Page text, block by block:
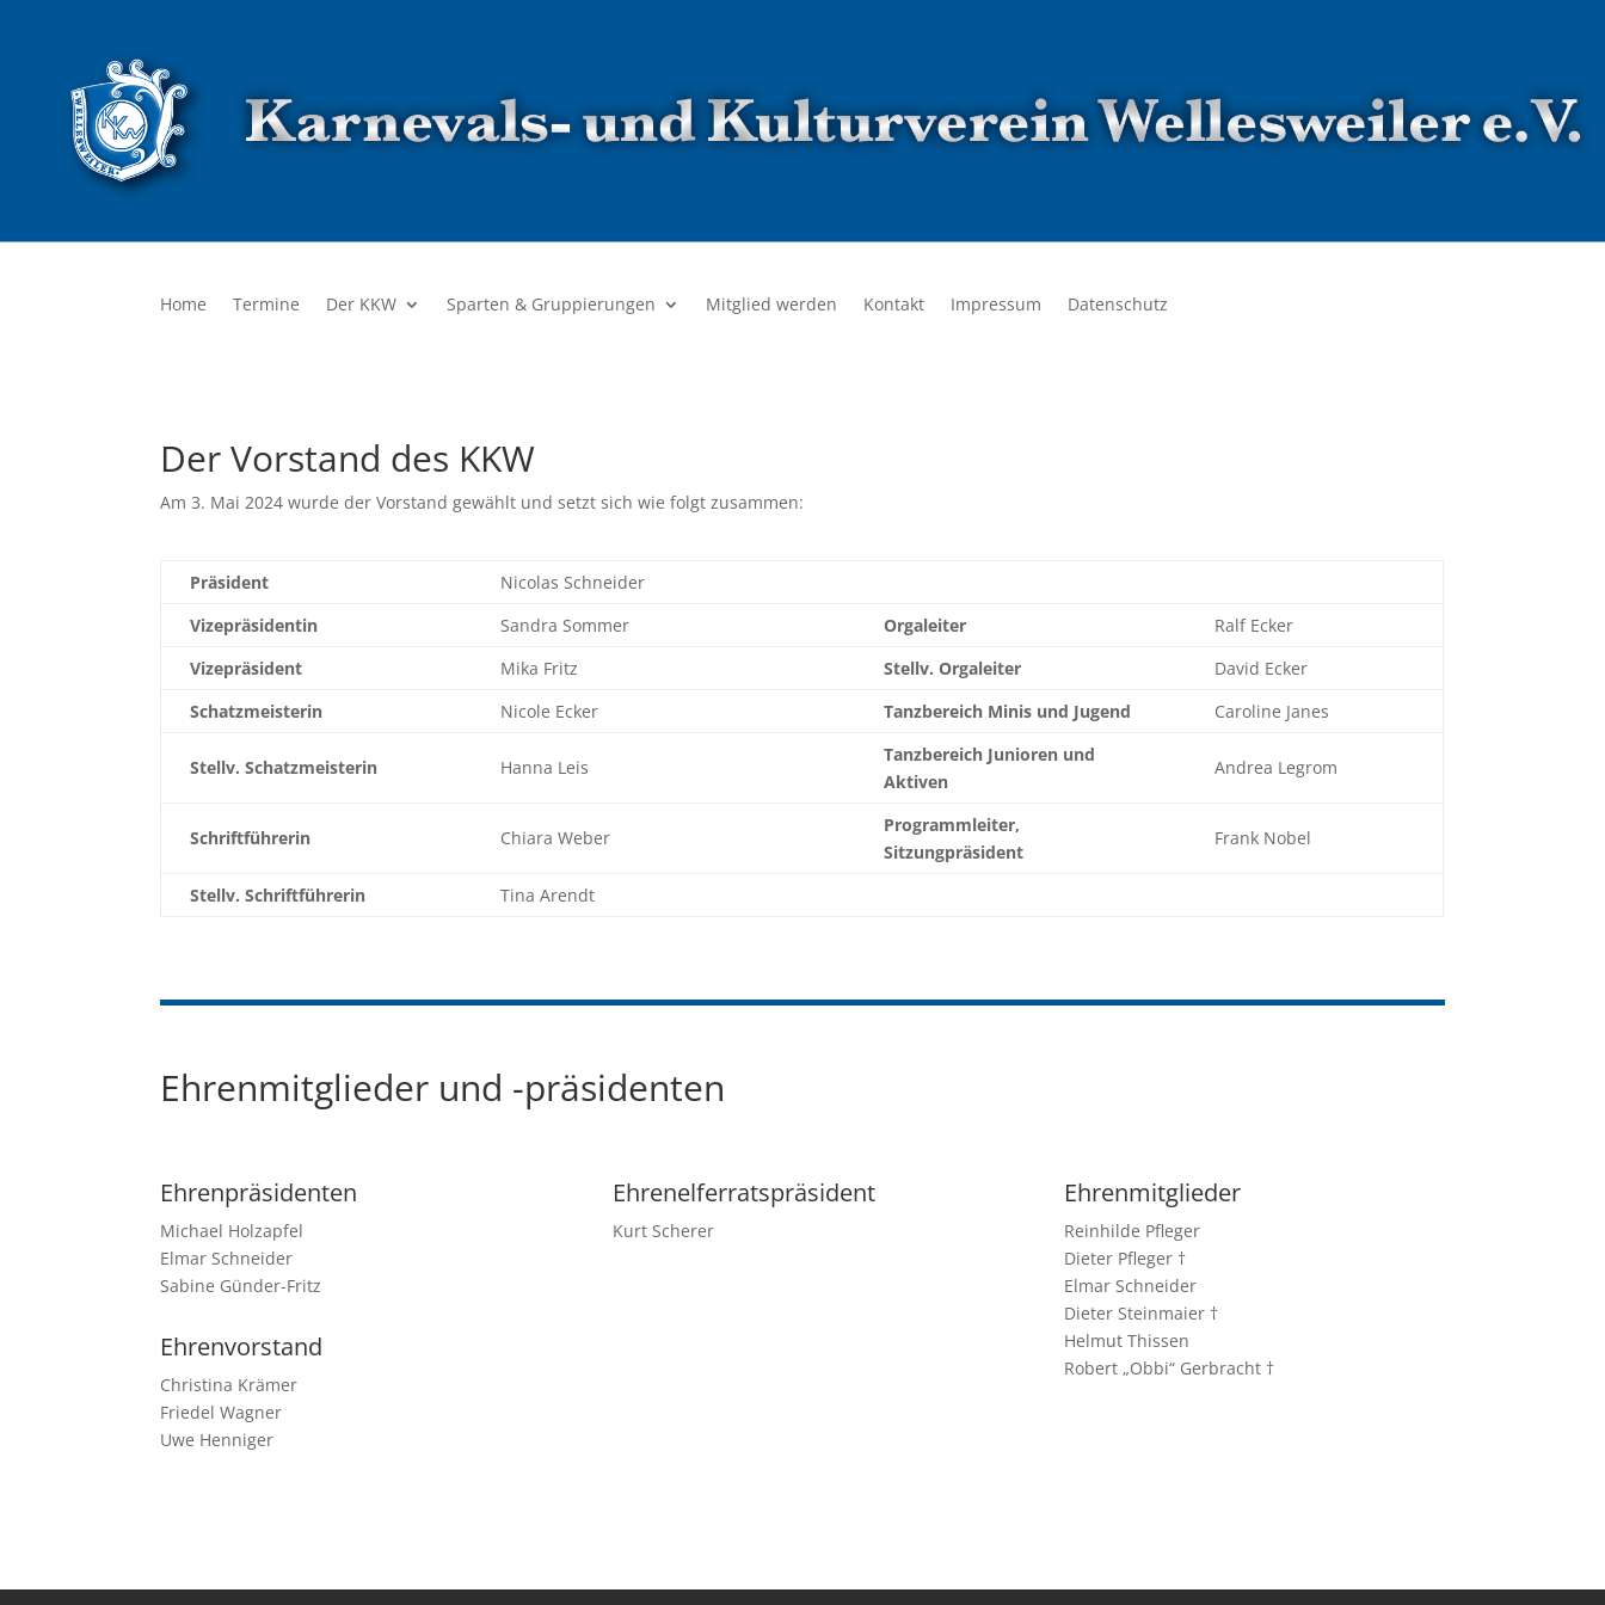
Home Termine Der KKW Sparten & Gruppierungen Mitglied werden Kontakt Impressum Datenschutz
Der Vorstand des KKW
Am 3. Mai 2024 wurde der Vorstand gewählt und setzt sich wie folgt zusammen:
Präsident
Nicolas Schneider
Vizepräsidentin
Sandra Sommer Orgaleiter
Ralf Ecker
Vizepräsident
Mika Fritz Stellv. Orgaleiter
David Ecker
Schatzmeisterin
Nicole Ecker Tanzbereich Minis und Jugend Caroline Janes
Stellv. Schatzmeisterin Hanna Leis
Tanzbereich Junioren und
Aktiven
Andrea Legrom
Schriftführerin Chiara Weber
Programmleiter,
Sitzungpräsident
Frank Nobel
Stellv. Schriftführerin Tina Arendt
Ehrenmitglieder und -präsidenten
Ehrenpräsidenten
Michael Holzapfel
Elmar Schneider
Sabine Günder-Fritz
Ehrenvorstand
Christina Krämer
Friedel Wagner
Uwe Henniger
Ehrenelferratspräsident
Kurt Scherer
Ehrenmitglieder
Reinhilde Pfleger
Dieter Pfleger †
Elmar Schneider
Dieter Steinmaier †
Helmut Thissen
Robert „Obbi“ Gerbracht †